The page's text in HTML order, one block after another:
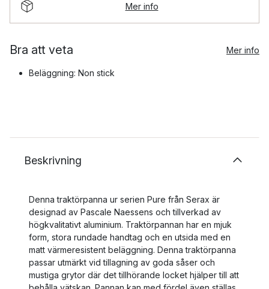
Mer info
Bra att veta Mer info
Beläggning: Non stick
Beskrivning
Denna traktörpanna ur serien Pure från Serax är
designad av Pascale Naessens och tillverkad av
högkvalitativt aluminium. Traktörpannan har en mjuk
form, stora rundade handtag och en utsida med en
matt värmeresistent beläggning. Denna traktörpanna
passar utmärkt vid tillagning av goda såser och
mustiga grytor där det tillhörande locket hjälper till att